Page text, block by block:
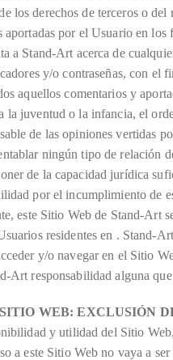
los derechos de terceros o
por el Usuario en
a Stand-Art acerca de
y/o contraseñas, con el
aquellos comentarios y
la juventud o la infancia, el
de las opiniones vertidas
ningún tipo de relación
de la capacidad jurídica
por el incumplimiento de
este Sitio Web de Stand-Art
residentes en . Stand-
y/o navegar en el Sitio
Art responsabilidad alguna
WEB: EXCLUSIÓN
y utilidad del Sitio
a este Sitio Web no vaya a